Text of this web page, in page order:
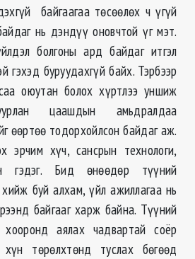
байгаагаа төсөөлөх ч үгүй
нь дэндүү оновчтой үг мэт.
болгоны ард байдаг итгэл
гэхэд буруудахгүй байх. Тэрбээр
оюутан болох хүртлээ уншиж
цаашдын амьдралдаа
өөртөө тодорхойлсон байдаг аж.
эрчим хүч, сансрын технологи,
гэдэг. Бид өнөөдөр түүний
буй алхам, үйл ажиллагаа нь
байгааг харж байна. Түүний
аялах чадвартай соёр
хүн төрөлхтөнд туслах бөгөөд